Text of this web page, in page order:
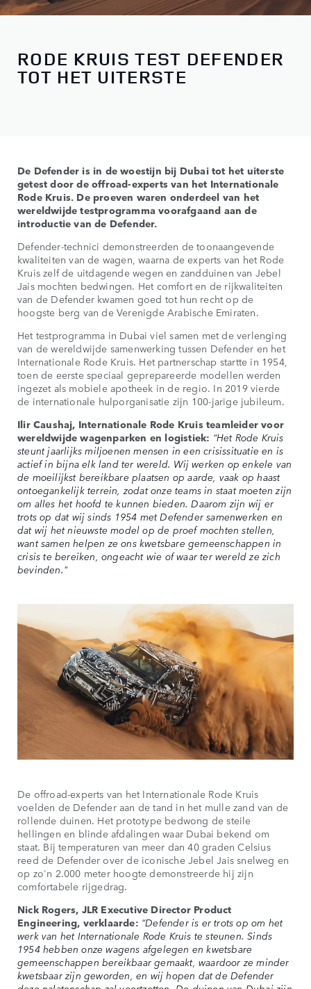
RODE KRUIS TEST DEFENDER
TOT HET UITERSTE
De Defender is in de woestijn bij Dubai tot het uiterste
getest door de offroad-experts van het Internationale
Rode Kruis. De proeven waren onderdeel van het
wereldwijde testprogramma voorafgaand aan de
introductie van de Defender.
Defender-technici demonstreerden de toonaangevende
kwaliteiten van de wagen, waarna de experts van het Rode
Kruis zelf de uitdagende wegen en zandduinen van Jebel
Jais mochten bedwingen. Het comfort en de rijkwaliteiten
van de Defender kwamen goed tot hun recht op de
hoogste berg van de Verenigde Arabische Emiraten.
Het testprogramma in Dubai viel samen met de verlenging
van de wereldwijde samenwerking tussen Defender en het
Internationale Rode Kruis. Het partnerschap startte in 1954,
toen de eerste speciaal geprepareerde modellen werden
ingezet als mobiele apotheek in de regio. In 2019 vierde
de internationale hulporganisatie zijn 100-jarige jubileum.
Ilir Caushaj, Internationale Rode Kruis teamleider voor
wereldwijde wagenparken en logistiek: “Het Rode Kruis
steunt jaarlijks miljoenen mensen in een crisissituatie en is
actief in bijna elk land ter wereld. Wij werken op enkele van
de moeilijkst bereikbare plaatsen op aarde, vaak op haast
ontoegankelijk terrein, zodat onze teams in staat moeten zijn
om alles het hoofd te kunnen bieden. Daarom zijn wij er
trots op dat wij sinds 1954 met Defender samenwerken en
dat wij het nieuwste model op de proef mochten stellen,
want samen helpen ze ons kwetsbare gemeenschappen in
crisis te bereiken, ongeacht wie of waar ter wereld ze zich
bevinden."
De offroad-experts van het Internationale Rode Kruis
voelden de Defender aan de tand in het mulle zand van de
rollende duinen. Het prototype bedwong de steile
hellingen en blinde afdalingen waar Dubai bekend om
staat. Bij temperaturen van meer dan 40 graden Celsius
reed de Defender over de iconische Jebel Jais snelweg en
op zo'n 2.000 meter hoogte demonstreerde hij zijn
comfortabele rijgedrag.
Nick Rogers, JLR Executive Director Product
Engineering, verklaarde: “Defender is er trots op om het
werk van het Internationale Rode Kruis te steunen. Sinds
1954 hebben onze wagens afgelegen en kwetsbare
gemeenschappen bereikbaar gemaakt, waardoor ze minder
kwetsbaar zijn geworden, en wij hopen dat de Defender